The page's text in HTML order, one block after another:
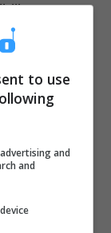
su
Proprio
si ama che
sulle
web.
to use
and
and